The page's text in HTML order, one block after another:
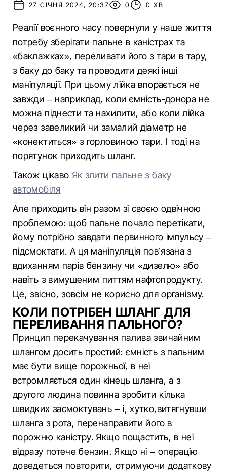
27 СІЧНЯ 2024, 20:37
0 0 ХВ
Реалії воєнного часу повернули у наше життя
потребу зберігати пальне в каністрах та
«баклажках», переливати його з тари в тару,
з баку до баку та проводити деякі інші
маніпуляції. При цьому лійка впорається не
завжди – наприклад, коли ємність-донора не
можна піднести та нахилити, або коли лійка
через завеликий чи замалий діаметр не
«конектиться» з горловиною тари. І тоді на
порятунок приходить шланг.
Також цікаво Як злити пальне з баку
автомобіля
Але приходить він разом зі своєю одвічною
проблемою: щоб пальне почало перетікати,
йому потрібно завдати первинного імпульсу –
підсмоктати. А ця маніпуляція пов’язана з
вдиханням парів бензину чи «дизелю» або
навіть з вимушеним питтям нафтопродукту.
Це, звісно, зовсім не корисно для організму.
КОЛИ ПОТРІБЕН ШЛАНГ ДЛЯ
ПЕРЕЛИВАННЯ ПАЛЬНОГО?
Принцип перекачування палива звичайним
шлангом досить простий: ємність з пальним
має бути вище порожньої, в неї
встромляється один кінець шланга, а з
другого людина повинна зробити кілька
швидких засмоктувань – і, хутко,витягнувши
шланга з рота, перенаправити його в
порожню каністру. Якщо пощастить, в неї
відразу потече бензин. Якщо ні – операцію
доведеться повторити, отримуючи додаткову